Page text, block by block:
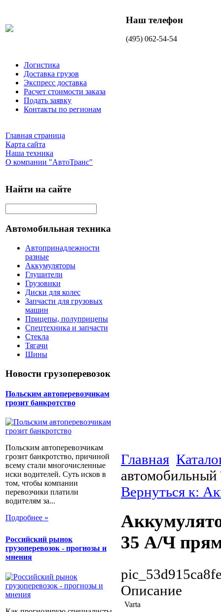
Наш телефон
(495) 062-54-54
Логистика
Доставка грузов
Экспресс доставка
Расчет стоимости заказа
Подать заявку
Контакты по регионам
Главная страница
Карта сайта
Наша техника
О компании "АвтоТранс"
Найти на сайте
Автомобильная техника
Автопринадлежности
разные
Аккумуляторы
Глушители
Грузовики
Диски для колес
Запчасти для грузовых
машин
Прицепы, полуприцепы
Спецтехника и запчасти
Стекла
Тягачи
Шины
Новости грузоперевозок
Польским автоперевозчикам
грозит банкротство
Польским автоперевозчикам
грозит банкротство, причиной
всему стали многочисленные
иски водителей. Суть исков в
том, чтобы компании
перевозчики платили
водителям за...
Подробнее »
Российский рынок
грузоперевозок - прогнозы и
мнения
Главная
Вернуться к:
35 А/Ч
Описание
Varta